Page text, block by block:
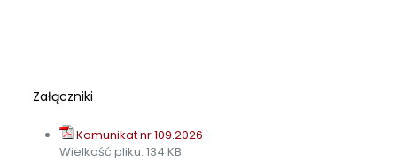
Załączniki
Komunikat nr 109.2026
Wielkość pliku: 134 KB